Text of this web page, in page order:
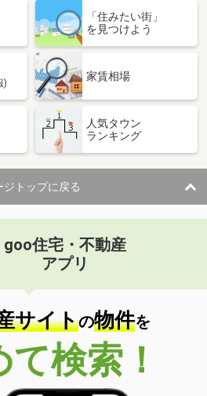
「住みたい街」
を見つけよう
)
家賃相場
人気タウン
ランキング
ジトップに戻る
goo住宅・不動産
アプリ
サイトの物件を
て検索！